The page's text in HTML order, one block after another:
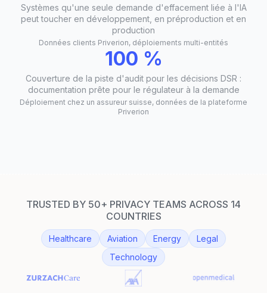
Systèmes qu'une seule demande d'effacement liée à l'IA
peut toucher en développement, en préproduction et en
production
Données clients Priverion, déploiements multi-entités
100 %
Couverture de la piste d'audit pour les décisions DSR :
documentation prête pour le régulateur à la demande
Déploiement chez un assureur suisse, données de la plateforme
Priverion
TRUSTED BY 50+ PRIVACY TEAMS ACROSS 14
COUNTRIES
Healthcare Aviation Energy
Legal
Technology